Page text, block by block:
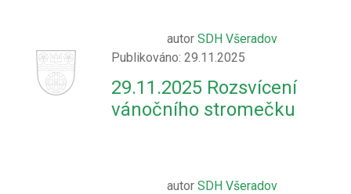
autor SDH Všeradov
Publikováno: 29.11.2025
29.11.2025 Rozsvícení
vánočního stromečku
autor SDH Všeradov